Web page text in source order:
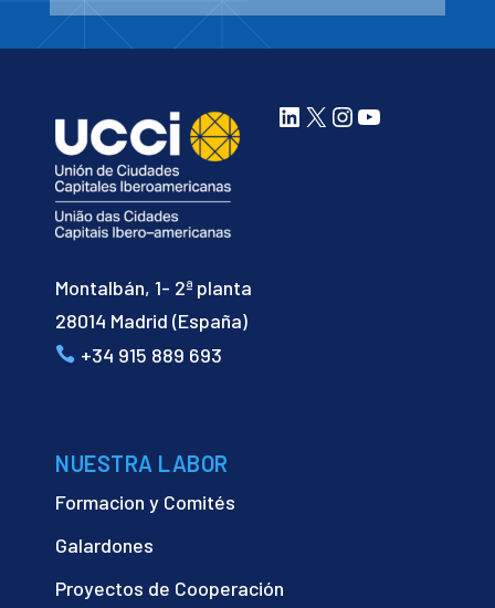
Montalbán, 1- 2ª planta
28014 Madrid (España)
+34 915 889 693
LinkedIn
X Instagram
YouTube
NUESTRA LABOR
Formacion y Comités
Galardones
Proyectos de Cooperación